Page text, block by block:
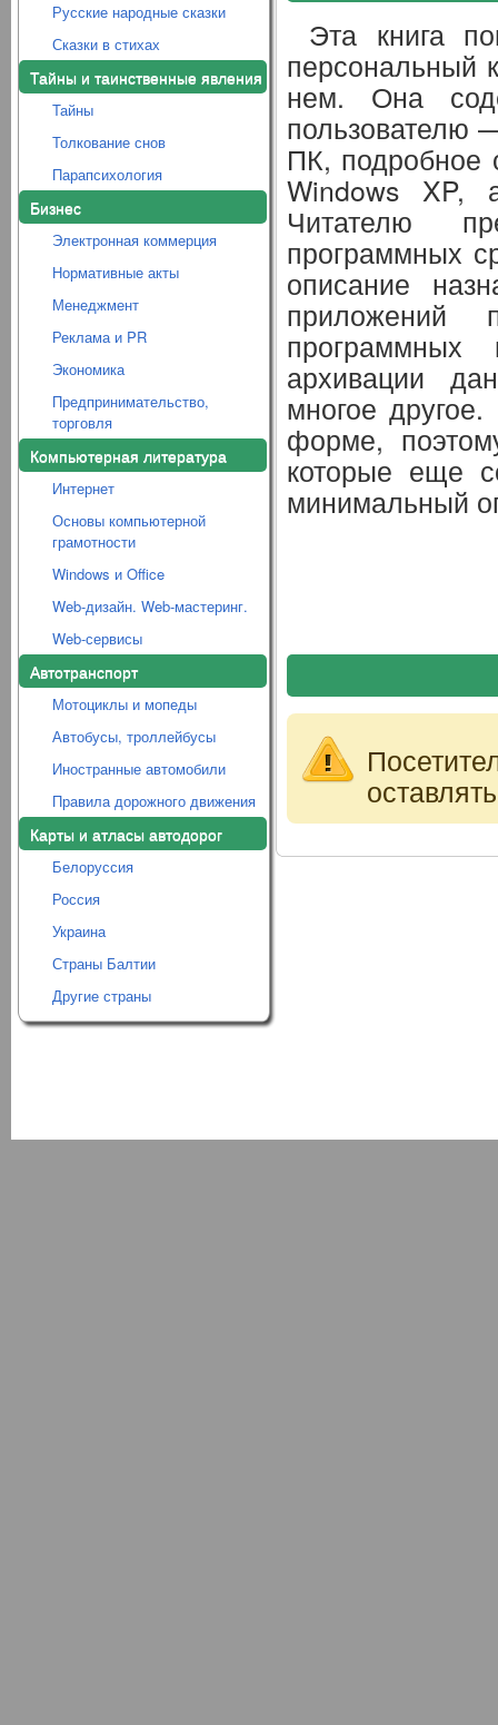
Русские народные сказки
Сказки в стихах
Тайны и таинственные явления
Тайны
Толкование снов
Парапсихология
Бизнес
Электронная коммерция
Нормативные акты
Менеджмент
Реклама и PR
Экономика
Предпринимательство,
торговля
Компьютерная литература
Интернет
Основы компьютерной
грамотности
Windows и Office
Web-дизайн. Web-мастеринг.
Web-сервисы
Автотранспорт
Мотоциклы и мопеды
Автобусы, троллейбусы
Иностранные автомобили
Правила дорожного движения
Карты и атласы автодорог
Белоруссия
Россия
Украина
Страны Балтии
Другие страны
Эта книга
персональный
нем. Она
пользователю
ПК, подробное
Windows XP,
Читателю
программных
описание
приложений
программных
архивации
многое
форме,
которые еще
минимальный